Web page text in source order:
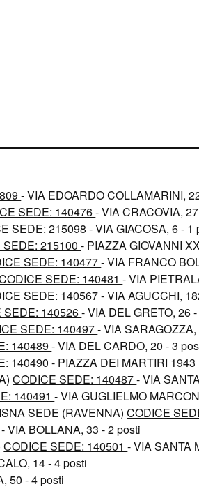
- VIA EDOARDO COLLAMARINI,
SEDE: 140476- VIA CRACOVIA,
SEDE: 215098- VIA GIACOSA, 6 - 1
SEDE: 215100- PIAZZA GIOVANNI
SEDE: 140477- VIA FRANCO
SEDE: 140481- VIA
SEDE: 140567- VIA AGUCCHI,
SEDE: 140526- VIA DEL GRETO, 26
SEDE: 140497- VIA
140489- VIA DEL CARDO, 20 - 3
140490- PIAZZA DEI MARTIRI 1943
CODICE SEDE: 140487- VIA
140491- VIA GUGLIELMO
SEDE (RAVENNA)CODICE
- VIA BOLLANA, 33 - 2 posti
CODICE SEDE: 140501- VIA SANTA
14 - 4 posti
50 - 4 posti